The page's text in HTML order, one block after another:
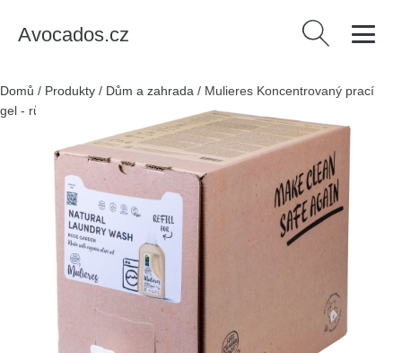
Avocados.cz Vyhledávání
Domů / Produkty / Dům a zahrada / Mulieres Koncentrovaný prací
gel - růžová zahrada - 15 l